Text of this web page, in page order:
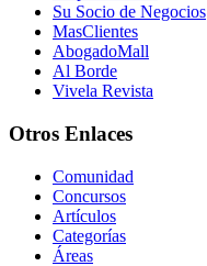
Su Socio de Negocios
MasClientes
AbogadoMall
Al Borde
Vivela Revista
Otros Enlaces
Comunidad
Concursos
Artículos
Categorías
Áreas